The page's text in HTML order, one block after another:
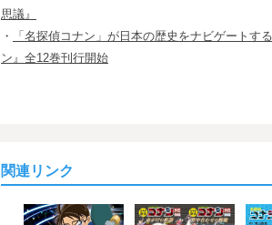
思議』
・
「名探偵コナン」が日本の歴史をナビゲート
ン』全12巻刊行開始
関連リンク